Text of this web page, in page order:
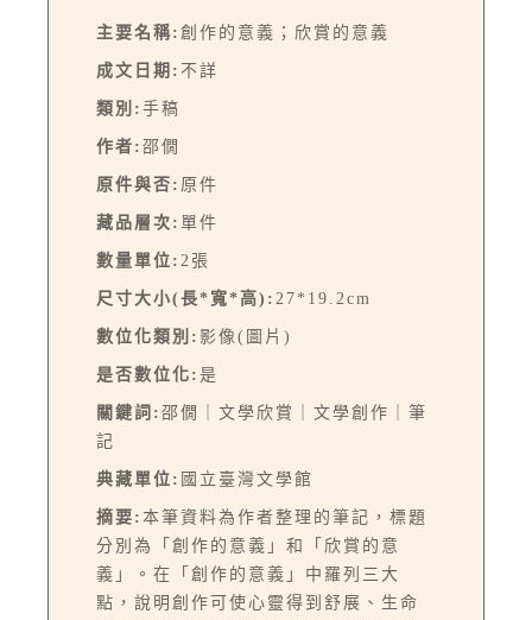
主要名稱: 創作的意義；欣賞的意義
成文日期: 不詳
類別: 手稿
作者: 邵僩
原件與否: 原件
藏品層次: 單件
數量單位: 2張
尺寸大小(長*寬*高): 27*19.2cm
數位化類別: 影像(圖片)
是否數位化: 是
關鍵詞: 邵僩｜文學欣賞｜文學創作｜筆
記
典藏單位: 國立臺灣文學館
摘要: 本筆資料為作者整理的筆記，標題
分別為「創作的意義」和「欣賞的意
義」。在「創作的意義」中羅列三大
點，說明創作可使心靈得到舒展、生命